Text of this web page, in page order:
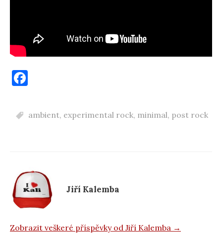
c
o
k
ambient, experimental rock, minimal, post rock
Jiří Kalemba
Zobrazit veškeré příspěvky od Jiří Kalemba →